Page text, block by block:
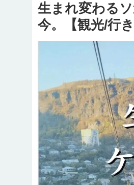
生まれ変わる
今。【観光/行